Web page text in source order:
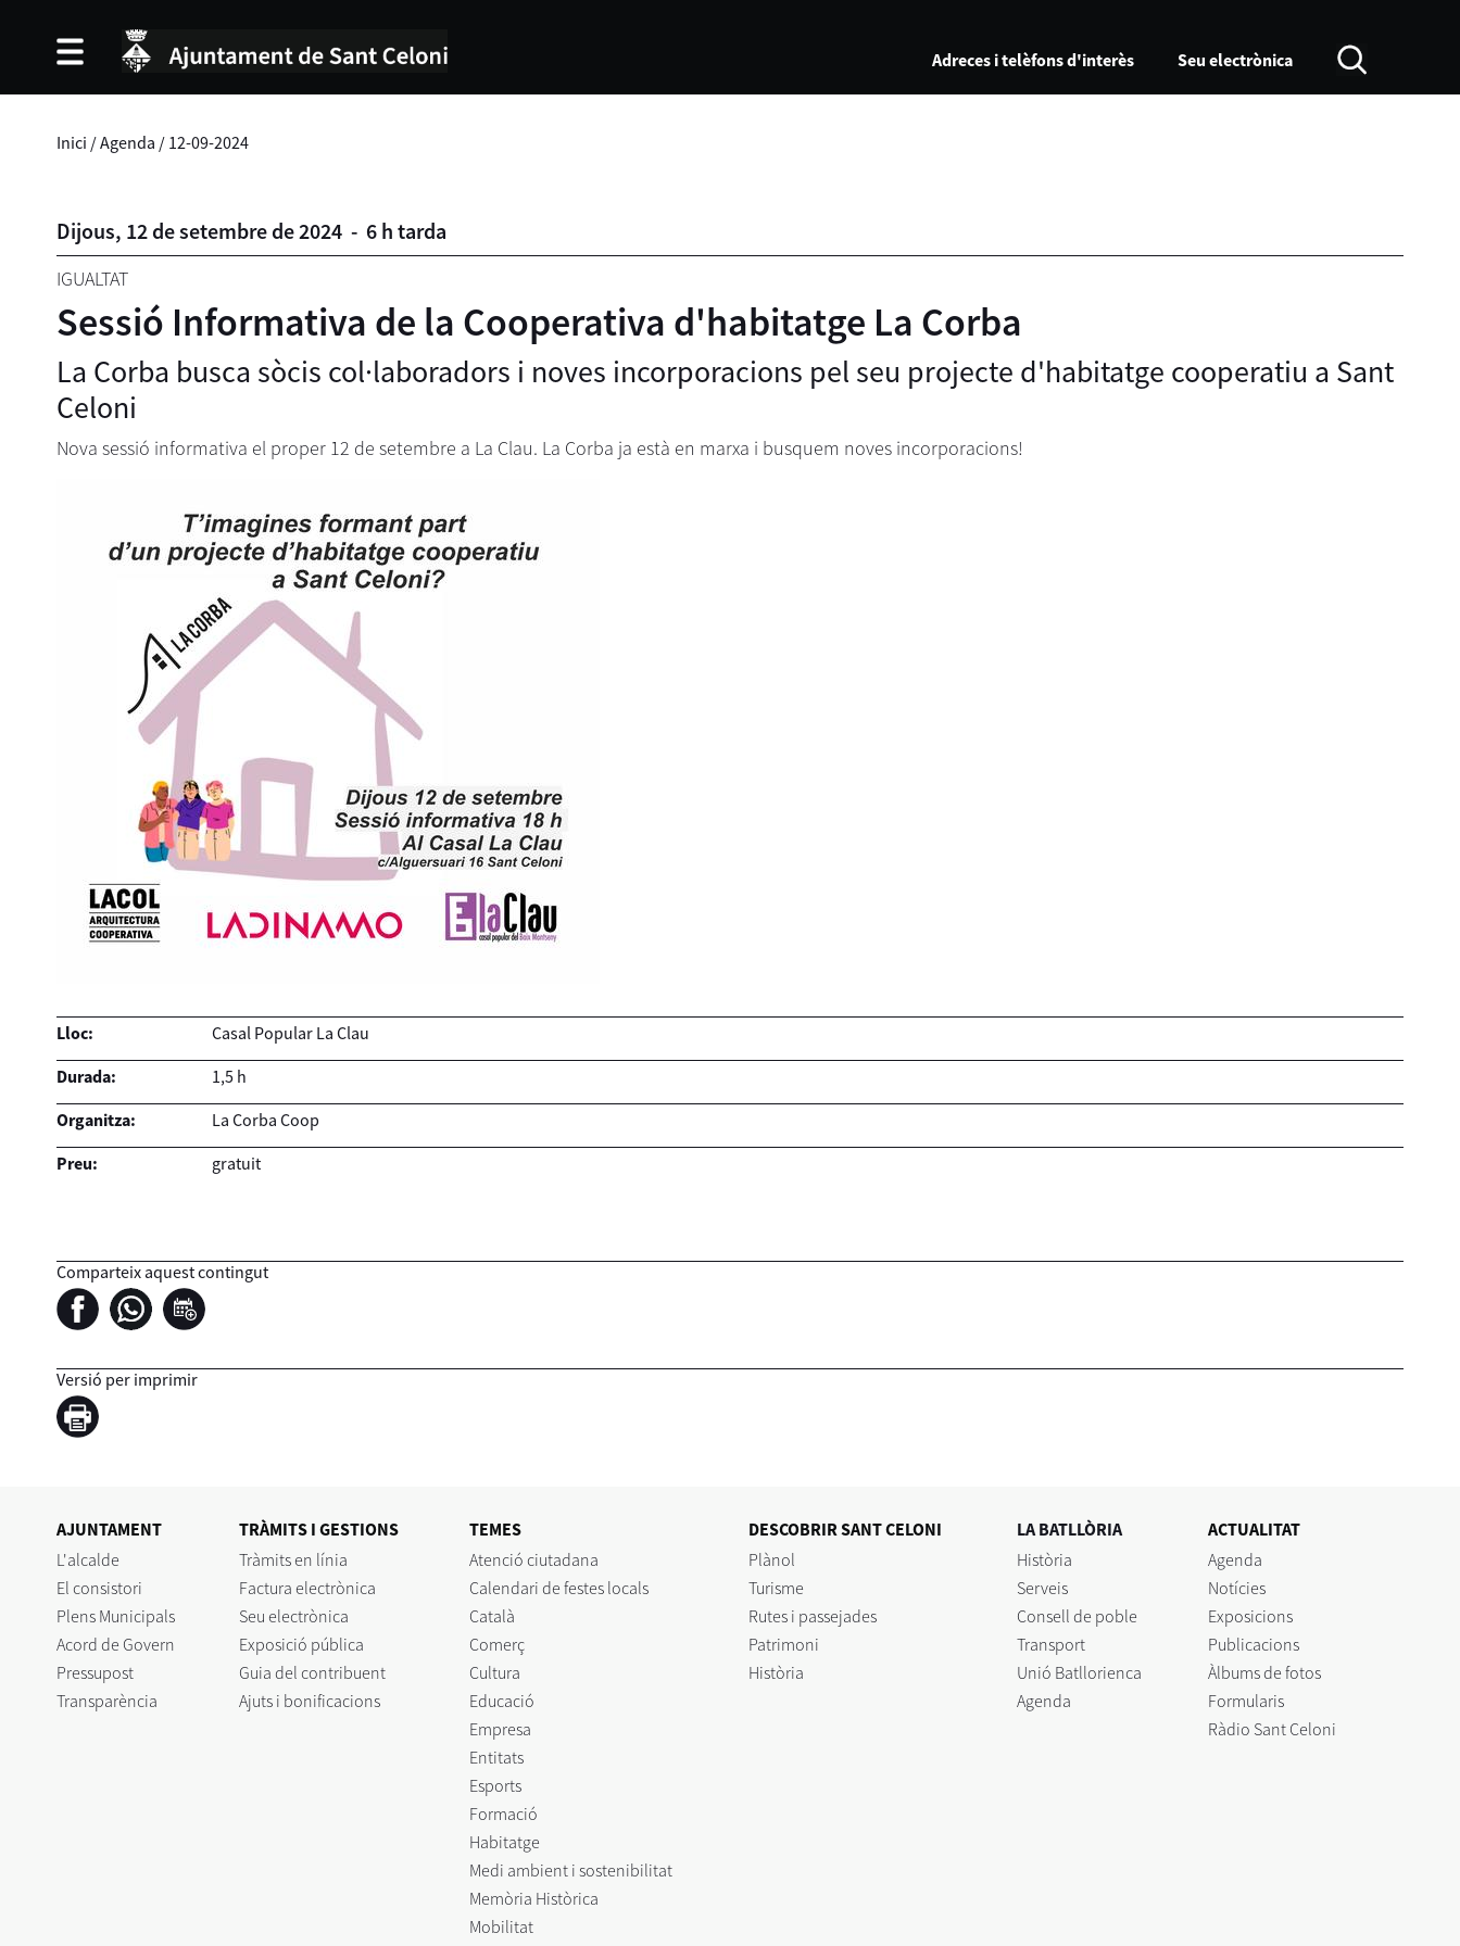
Adreces i telèfons d'interès Seu electrònica
Inici /Agenda / 12-09-2024
Dijous, 12 desetembre de2024 - 6 h tarda
IGUALTAT
Sessió Informativa de la Cooperativa d'habitatge La Corba
La Corba busca sòcis col·laboradors i noves incorporacions pel seu projecte d'habitatge cooperatiu a Sant
Celoni
Nova sessió informativa el proper 12 de setembre a La Clau. La Corba ja està en marxa i busquem noves incorporacions!
Lloc:
Casal Popular La Clau
Durada:
1,5 h
Organitza:
La Corba Coop
Preu:
gratuit
Comparteix aquest contingut
Versió per imprimir
AJUNTAMENT
L'alcalde
El consistori
Plens Municipals
Acord de Govern
Pressupost
Transparència
TRÀMITS I GESTIONS
Tràmits en línia
Factura electrònica
Seu electrònica
Exposició pública
Guia del contribuent
Ajuts i bonificacions
TEMES
Atenció ciutadana
Calendari de festes locals
Català
Comerç
Cultura
Educació
Empresa
Entitats
Esports
Formació
Habitatge
Medi ambient i sostenibilitat
Memòria Històrica
Mobilitat
DESCOBRIR SANT CELONI
Plànol
Turisme
Rutes i passejades
Patrimoni
Història
LA BATLLÒRIA
Història
Serveis
Consell de poble
Transport
Unió Batllorienca
Agenda
ACTUALITAT
Agenda
Notícies
Exposicions
Publicacions
Àlbums de fotos
Formularis
Ràdio Sant Celoni